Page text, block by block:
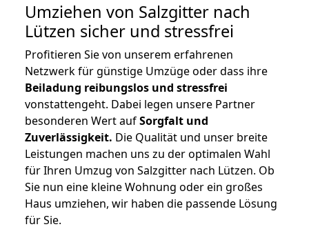
Umziehen von Salzgitter nach
Lützen sicher und stressfrei
Profitieren Sie von unserem erfahrenen
Netzwerk für günstige Umzüge oder dass ihre
Beiladung reibungslos und stressfrei
vonstattengeht. Dabei legen unsere Partner
besonderen Wert aufSorgfalt und
Zuverlässigkeit. Die Qualität und unser breite
Leistungen machen uns zu der optimalen Wahl
für Ihren Umzug von Salzgitter nach Lützen. Ob
Sie nun eine kleine Wohnung oder ein großes
Haus umziehen, wir haben die passende Lösung
für Sie.